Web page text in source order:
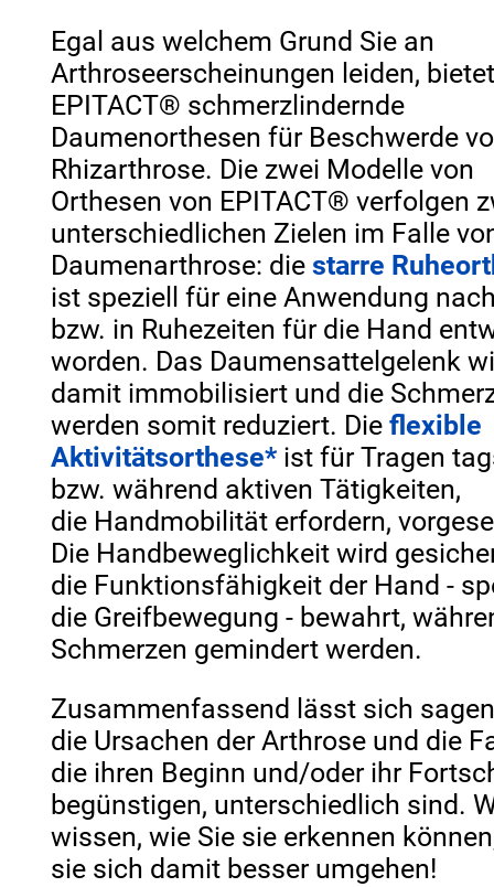
Egal aus welchem Grund Sie an
Arthroseerscheinungen leiden,
EPITACT® schmerzlindernde
Daumenorthesen für Beschwerde
Rhizarthrose. Die zwei Modelle von
Orthesen von EPITACT® verfolgen
unterschiedlichen Zielen im Falle
Daumenarthrose: diestarre
ist speziell für eine Anwendung
bzw. in Ruhezeiten für die Hand
worden. Das Daumensattelgelenk
damit immobilisiert und die
werden somit reduziert. Dieflexible
Aktivitätsorthese* ist für Tragen
bzw. während aktiven Tätigkeiten,
die Handmobilität erfordern,
Die Handbeweglichkeit wird
die Funktionsfähigkeit der Hand -
die Greifbewegung - bewahrt,
Schmerzen gemindert werden.
Zusammenfassend lässt sich
die Ursachen der Arthrose und die
die ihren Beginn und/oder ihr
begünstigen, unterschiedlich sind.
wissen, wie Sie sie erkennen
sie sich damit besser umgehen!